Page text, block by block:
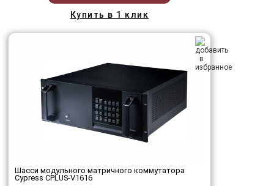
Купить в 1 клик
Шасси модульного матричного коммутатора
Cypress CPLUS-V1616